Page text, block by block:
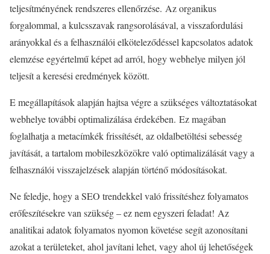
teljesítményének rendszeres ellenőrzése. Az organikus
forgalommal, a kulcsszavak rangsorolásával, a visszafordulási
arányokkal és a felhasználói elköteleződéssel kapcsolatos adatok
elemzése egyértelmű képet ad arról, hogy webhelye milyen jól
teljesít a keresési eredmények között.
E megállapítások alapján hajtsa végre a szükséges változtatásokat
webhelye további optimalizálása érdekében. Ez magában
foglalhatja a metacímkék frissítését, az oldalbetöltési sebesség
javítását, a tartalom mobileszközökre való optimalizálását vagy a
felhasználói visszajelzések alapján történő módosításokat.
Ne feledje, hogy a SEO trendekkel való frissítéshez folyamatos
erőfeszítésekre van szükség – ez nem egyszeri feladat! Az
analitikai adatok folyamatos nyomon követése segít azonosítani
azokat a területeket, ahol javítani lehet, vagy ahol új lehetőségek